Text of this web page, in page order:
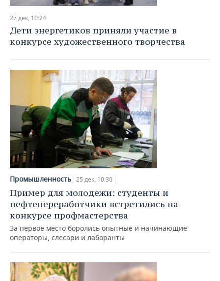
27 дек, 10:24
Дети энергетиков приняли участие в
конкурсе художественного творчества
Промышленность 25 дек, 10:30
Пример для молодежи: студенты и
нефтепереработчики встретились на
конкурсе профмастерства
За первое место боролись опытные и начинающие
операторы, слесари и лаборанты